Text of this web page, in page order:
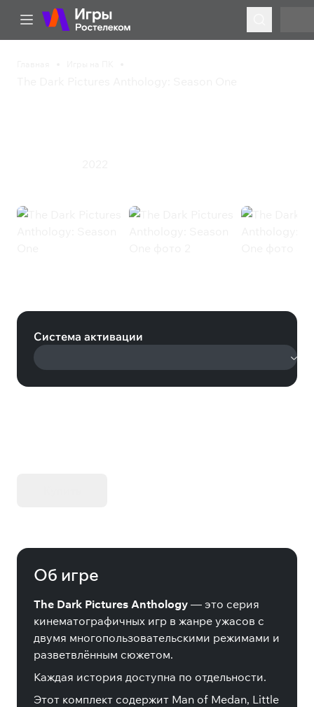
Система активации
Об игре
The Dark Pictures Anthology — это серия
кинематографичных игр в жанре ужасов с
двумя многопользовательскими режимами и
разветвлённым сюжетом.
Каждая история доступна по отдельности.
Этот комплект содержит Man of Medan, Little